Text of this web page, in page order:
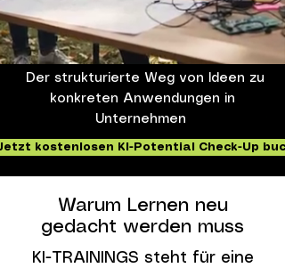
Der strukturierte Weg von Ideen zu
konkreten Anwendungen in
Unternehmen
kostenlosen KI-Potential Check-Up
Warum Lernen neu
gedacht werden muss
KI-TRAININGS steht für eine